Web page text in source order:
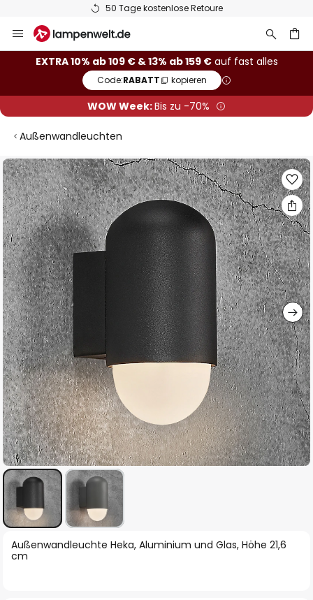
50 Tage kostenlose Retoure
Inhalt
springen
EXTRA 10% ab 109 € & 13% ab 159 €auf fast alles
Code:RABATT kopieren
WOW Week:Bis zu -70%
Außenwandleuchten
Zum
Ende
der
Bildgalerie
springen
Zum
Anfang
Außenwandleuchte Heka, Aluminium und Glas, Höhe 21,6
cm